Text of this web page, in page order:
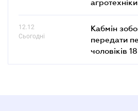
агротехніки
12.12
Сьогодні
Кабмін
передати
чоловіків